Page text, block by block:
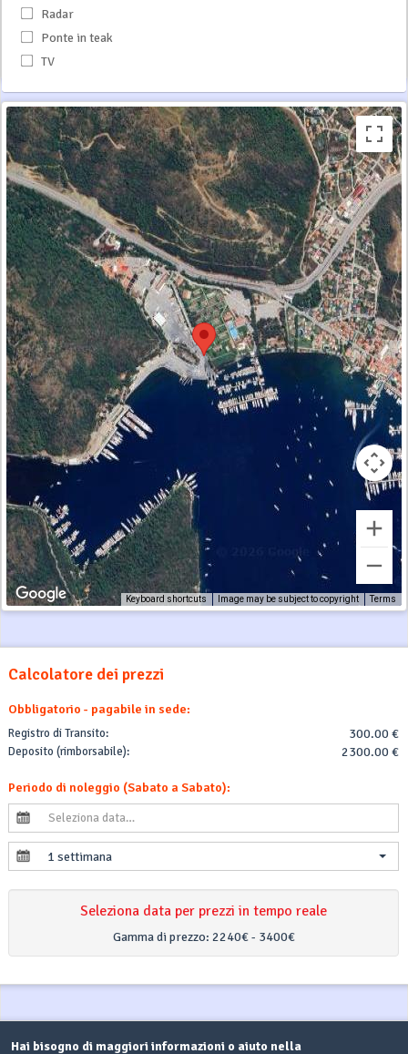
Radar
Ponte in teak
TV
Keyboard shortcuts Image may be subject to copyright Terms
Calcolatore dei prezzi
Obbligatorio - pagabile in sede:
Registro di Transito: 300.00 €
Deposito (rimborsabile): 2300.00 €
Periodo di noleggio (Sabato a Sabato):
1 settimana
Seleziona data per prezzi in tempo reale
Gamma di prezzo: 2240€ - 3400€
Hai bisogno di maggiori informazioni o aiuto nella